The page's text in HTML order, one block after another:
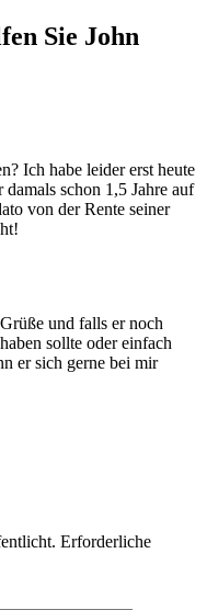
Sie John
Ich habe leider erst heute
damals schon 1,5 Jahre auf
von der Rente seiner
und falls er noch
sollte oder einfach
er sich gerne bei mir
Erforderliche